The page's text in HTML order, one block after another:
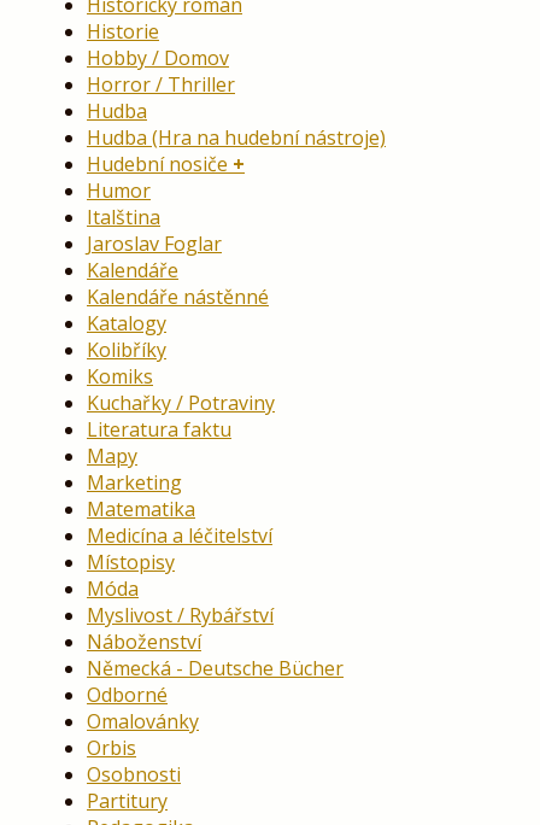
Historie
Hobby / Domov
Horror / Thriller
Hudba
Hudba (Hra na hudební nástroje)
Hudební nosiče
Humor
Italština
Jaroslav Foglar
Kalendáře
Kalendáře nástěnné
Katalogy
Kolibříky
Komiks
Kuchařky / Potraviny
Literatura faktu
Mapy
Marketing
Matematika
Medicína a léčitelství
Místopisy
Móda
Myslivost / Rybářství
Náboženství
Německá - Deutsche Bücher
Odborné
Omalovánky
Orbis
Osobnosti
Partitury